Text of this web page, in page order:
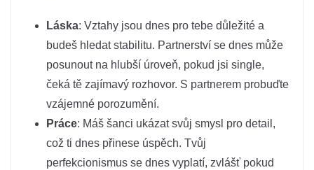
Láska: Vztahy jsou dnes pro tebe důležité a
budeš hledat stabilitu. Partnerství se dnes může
posunout na hlubší úroveň, pokud jsi single,
čeká tě zajímavý rozhovor. S partnerem probuďte
vzájemné porozumění.
Práce: Máš šanci ukázat svůj smysl pro detail,
což ti dnes přinese úspěch. Tvůj
perfekcionismus se dnes vyplatí, zvlášť pokud